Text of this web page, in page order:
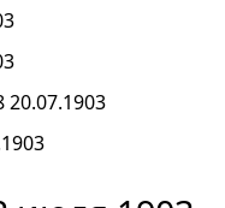
20.07.1903